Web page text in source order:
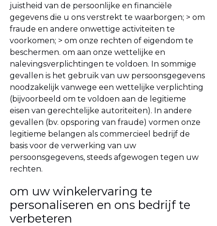
juistheid van de persoonlijke en financiële
gegevens die u ons verstrekt te waarborgen; > om
fraude en andere onwettige activiteiten te
voorkomen; > om onze rechten of eigendom te
beschermen. om aan onze wettelijke en
nalevingsverplichtingen te voldoen. In sommige
gevallen is het gebruik van uw persoonsgegevens
noodzakelijk vanwege een wettelijke verplichting
(bijvoorbeeld om te voldoen aan de legitieme
eisen van gerechtelijke autoriteiten). In andere
gevallen (bv. opsporing van fraude) vormen onze
legitieme belangen als commercieel bedrijf de
basis voor de verwerking van uw
persoonsgegevens, steeds afgewogen tegen uw
rechten.
om uw winkelervaring te
personaliseren en ons bedrijf te
verbeteren